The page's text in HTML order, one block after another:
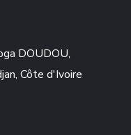
DOUDOU,
Côte d'Ivoire